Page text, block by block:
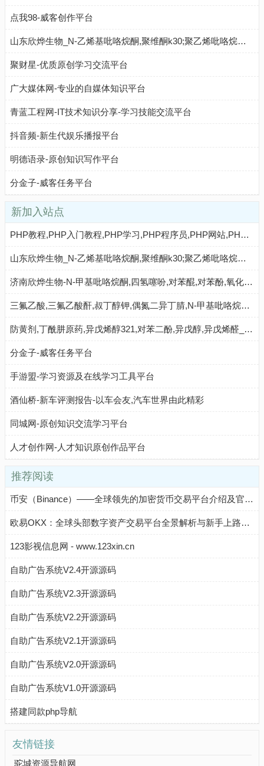
点我98-威客创作平台
山东欣烨生物_N-乙烯基吡咯烷酮,聚维酮k30;聚乙烯吡咯烷酮,对苯二酚,乙醇钠,丁酰肼原药,固体甲醇钠
聚财星-优质原创学习交流平台
广大媒体网-专业的自媒体知识平台
青蓝工程网-IT技术知识分享-学习技能交流平台
抖音频-新生代娱乐播报平台
明德语录-原创知识写作平台
分金子-威客任务平台
新加入站点
PHP教程,PHP入门教程,PHP学习,PHP程序员,PHP网站,PHP视频教程,Mysql教程,CMS教程,PHP粉丝网 - PHP粉丝网
山东欣烨生物_N-乙烯基吡咯烷酮,聚维酮k30;聚乙烯吡咯烷酮,对苯二酚,乙醇钠,丁酰肼原药,固体甲醇钠
济南欣烨生物-N-甲基吡咯烷酮,四氢噻吩,对苯醌,对苯酚,氧化苯乙烯,间苯甲醚,环戊酮
三氟乙酸,三氟乙酸酐,叔丁醇钾,偶氮二异丁腈,N-甲基吡咯烷酮,二甲基二硫醚,异丁酸,对氯苯酚_山东欣烨化工
防黄剂,丁酰肼原药,异戊烯醇321,对苯二酚,异戊醇,异戊烯醛_济南欣欣化工
分金子-威客任务平台
手游盟-学习资源及在线学习工具平台
酒仙桥-新车评测报告-以车会友,汽车世界由此精彩
同城网-原创知识交流学习平台
人才创作网-人才知识原创作品平台
推荐阅读
币安（Binance）——全球领先的加密货币交易平台介绍及官方入口
欧易OKX：全球头部数字资产交易平台全景解析与新手上路指南
123影视信息网 - www.123xin.cn
自助广告系统V2.4开源源码
自助广告系统V2.3开源源码
自助广告系统V2.2开源源码
自助广告系统V2.1开源源码
自助广告系统V2.0开源源码
自助广告系统V1.0开源源码
搭建同款php导航
友情链接
驼城资源导航网